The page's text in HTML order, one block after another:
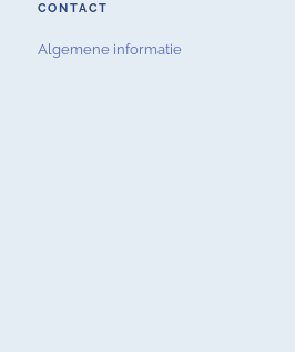
CONTACT
Algemene informatie